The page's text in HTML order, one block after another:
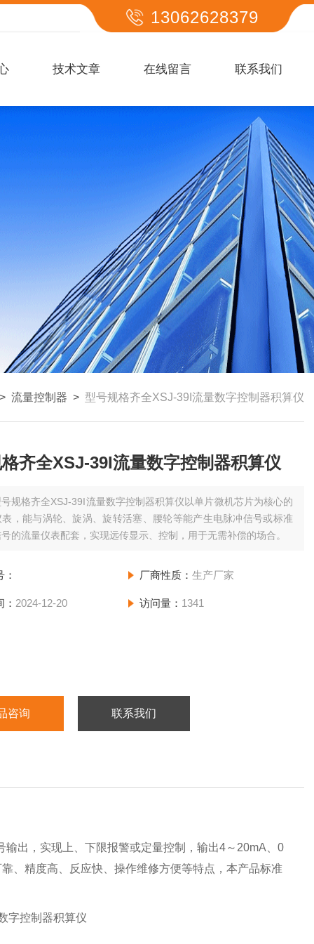
13062628379
技术文章 在线留言 联系我们
流量控制器 > 型号规格齐全XSJ-39I流量数字控制器积算仪
齐全XSJ-39I流量数字控制器积算仪
规格齐全XSJ-39I流量数字控制器积算仪以单片微机芯片为核心的
，能与涡轮、旋涡、旋转活塞、腰轮等能产生电脉冲信号或标准
的流量仪表配套，实现远传显示、控制，用于无需补偿的场合。
厂商性质： 生产厂家
2024-12-20 访问量： 1341
咨询 联系我们
出，实现上、下限报警或定量控制，输出4～20mA、0
、精度高、反应快、操作维修方便等特点，本产品标准